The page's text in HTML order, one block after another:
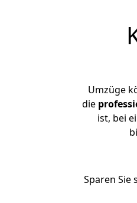
Umzüge
die
ist, bei
Sparen Sie